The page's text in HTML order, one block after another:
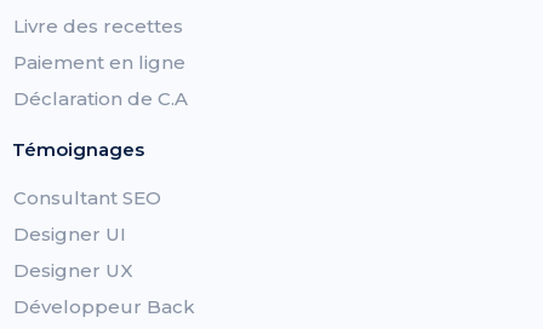
Livre des recettes
Paiement en ligne
Déclaration de C.A
Témoignages
Consultant SEO
Designer UI
Designer UX
Développeur Back